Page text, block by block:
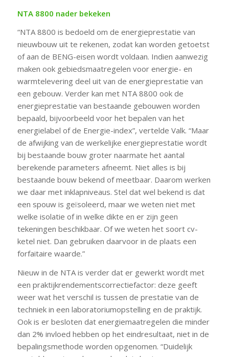
NTA 8800 nader bekeken
“NTA 8800 is bedoeld om de energieprestatie van
nieuwbouw uit te rekenen, zodat kan worden getoetst
of aan de BENG-eisen wordt voldaan. Indien aanwezig
maken ook gebiedsmaatregelen voor energie- en
warmtelevering deel uit van de energieprestatie van
een gebouw. Verder kan met NTA 8800 ook de
energieprestatie van bestaande gebouwen worden
bepaald, bijvoorbeeld voor het bepalen van het
energielabel of de Energie-index”, vertelde Valk. “Maar
de afwijking van de werkelijke energieprestatie wordt
bij bestaande bouw groter naarmate het aantal
berekende parameters afneemt. Niet alles is bij
bestaande bouw bekend of meetbaar. Daarom werken
we daar met inklapniveaus. Stel dat wel bekend is dat
een spouw is geïsoleerd, maar we weten niet met
welke isolatie of in welke dikte en er zijn geen
tekeningen beschikbaar. Of we weten het soort cv-
ketel niet. Dan gebruiken daarvoor in de plaats een
forfaitaire waarde.”
Nieuw in de NTA is verder dat er gewerkt wordt met
een praktijkrendementscorrectiefactor: deze geeft
weer wat het verschil is tussen de prestatie van de
techniek in een laboratoriumopstelling en de praktijk.
Ook is er besloten dat energiemaatregelen die minder
dan 2% invloed hebben op het eindresultaat, niet in de
bepalingsmethode worden opgenomen. “Duidelijk